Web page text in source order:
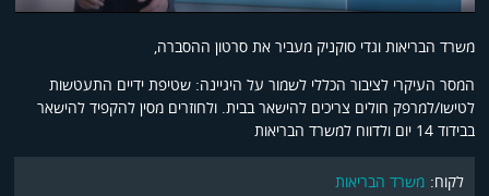
משרד הבריאות וגדי סוקניק מעביר את סרטון ההסברה,
המסר העיקרי לציבור הכללי לשמור על היגיינה: שטיפת ידיים התעטשות
לטישו/למרפק חולים צריכים להישאר בבית. ולחוזרים מסין להקפיד להישאר
בבידוד 14 יום ולדווח למשרד הבריאות
לקוח: משרד הבריאות